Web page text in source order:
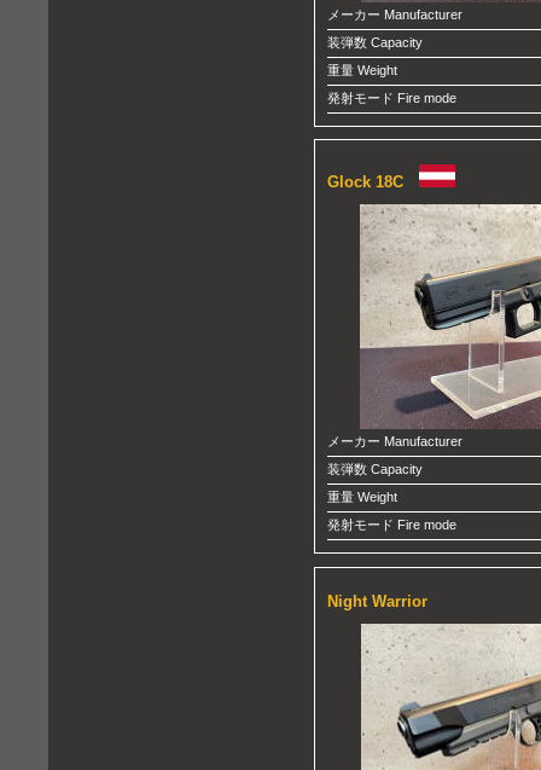
メーカー Manufacturer
装弾数 Capacity
重量 Weight
発射モード Fire mode
Glock 18C
メーカー Manufacturer
装弾数 Capacity
重量 Weight
発射モード Fire mode
Night Warrior